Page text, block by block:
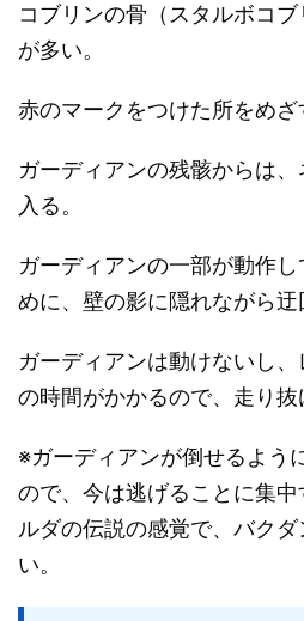
コブリンの骨（スタルボコ
が多い。
赤のマークをつけた所をめざ
ガーディアンの残骸からは
入る。
ガーディアンの一部が動作
めに、壁の影に隠れながら迂
ガーディアンは動けないし
の時間がかかるので、走り抜
※ガーディアンが倒せるよう
ので、今は逃げることに集
ルダの伝説の感覚で、バク
い。